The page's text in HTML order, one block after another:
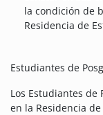
la condición de
Residencia de
Estudiantes de
Los Estudiantes
en la Residencia